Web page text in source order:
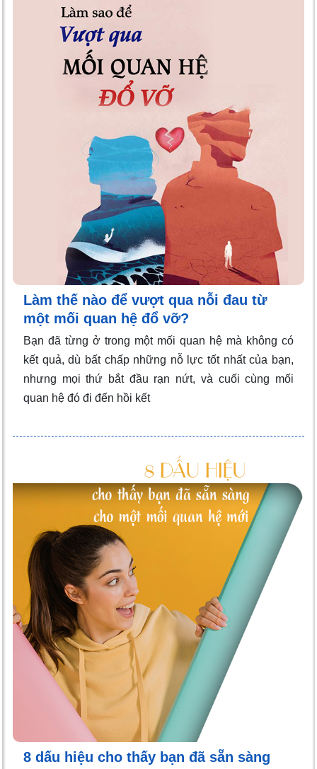
Làm thế nào để vượt qua nỗi đau từ
một mối quan hệ đổ vỡ?
Bạn đã từng ở trong một mối quan hệ mà không có
kết quả, dù bất chấp những nỗ lực tốt nhất của bạn,
nhưng mọi thứ bắt đầu rạn nứt, và cuối cùng mối
quan hệ đó đi đến hồi kết
8 dấu hiệu cho thấy bạn đã sẵn sàng